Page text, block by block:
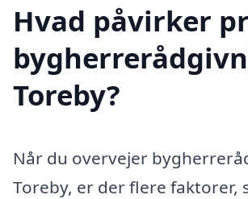
Hvad påvirker
Toreby?
Når du overvejer
Toreby, er der flere faktorer,